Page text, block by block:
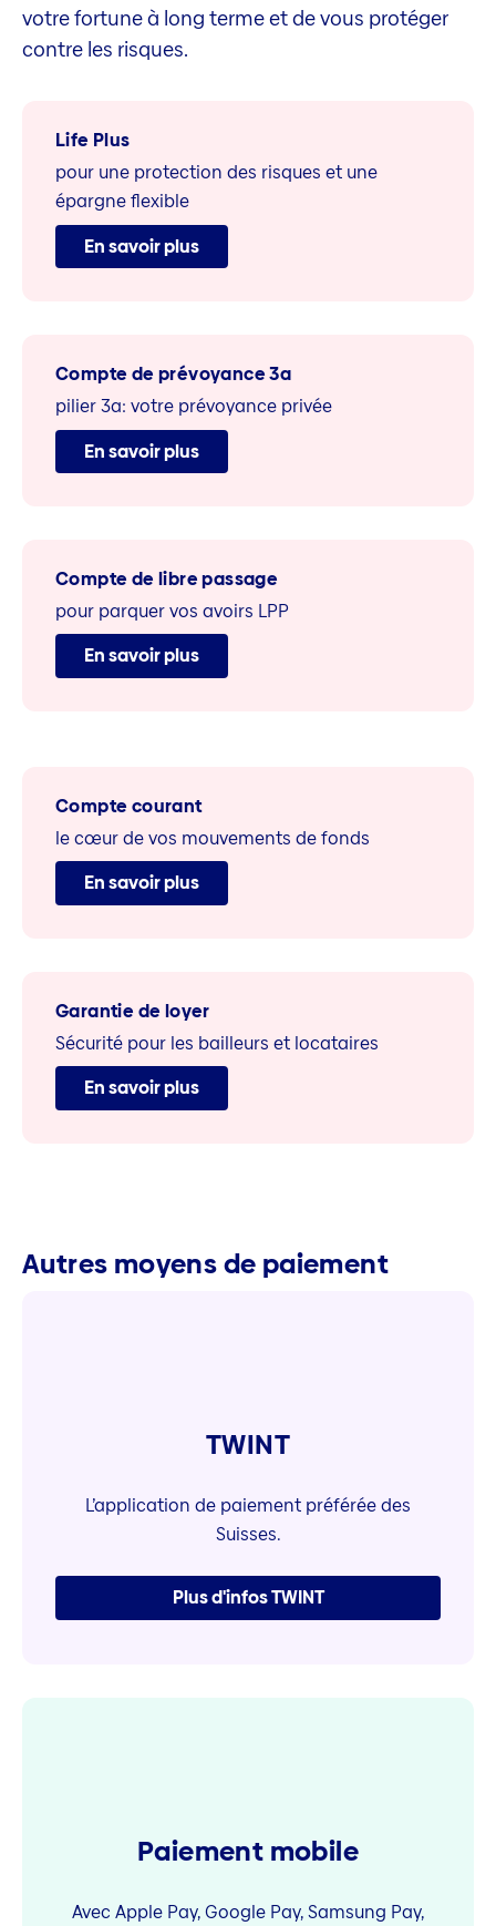
votre fortune à long terme et de vous protéger
contre les risques.
Life Plus
pour une protection des risques et une
épargne flexible
En savoir plus
Compte de prévoyance 3a
pilier 3a: votre prévoyance privée
En savoir plus
Compte de libre passage
pour parquer vos avoirs LPP
En savoir plus
Compte courant
le cœur de vos mouvements de fonds
En savoir plus
Garantie de loyer
Sécurité pour les bailleurs et locataires
En savoir plus
Autres moyens de paiement
TWINT
L’application de paiement préférée des
Suisses.
Plus d'infos TWINT
Paiement mobile
Avec Apple Pay, Google Pay, Samsung Pay,